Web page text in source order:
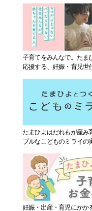
子育てをみんなで。たま
応援する、妊娠・育児世
たまひよはだれもが産み
ブルなこどものミライの
妊娠・出産・育児にかか